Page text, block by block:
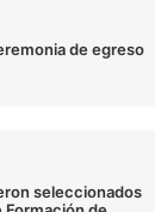
de egreso
seleccionados